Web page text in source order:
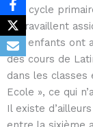
leur cycle
ils travaillent
Les enfants ont
des cours de
dans les classes
Ecole », ce qui
Il existe